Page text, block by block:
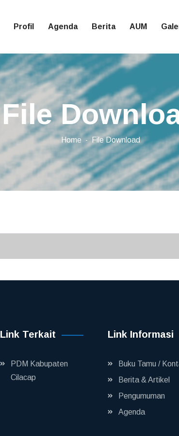
Profil Agenda Berita AUM
File
Home File Download
Link Terkait
PDM Kabupaten
Cilacap
Link Informasi
Buku Tamu /
Berita & Artikel
Pengumuman
Agenda